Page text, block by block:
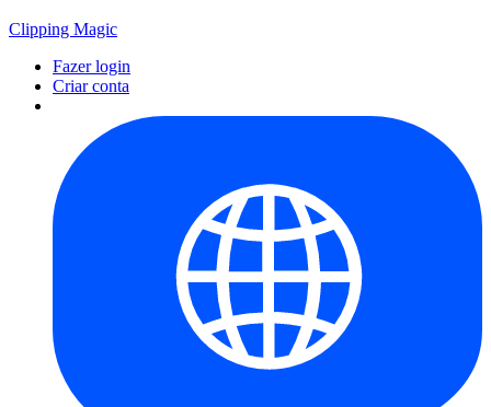
Clipping Magic
Fazer login
Criar conta